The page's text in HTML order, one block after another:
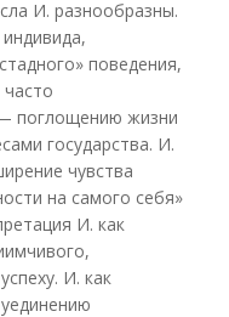
И. разнообразны.
поведения,
поглощению жизни
государства. И.
чувства
на самого себя»
И. как
И. как